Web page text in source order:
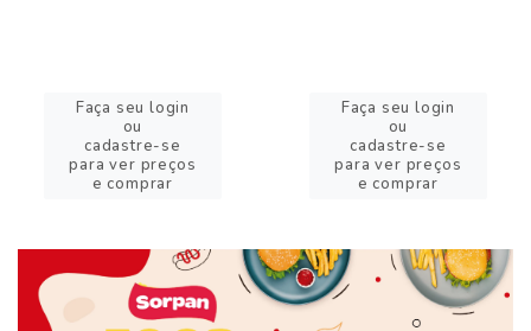
Faça seu login
ou
cadastre-se
para ver preços
e comprar
Faça seu login
ou
cadastre-se
para ver preços
e comprar